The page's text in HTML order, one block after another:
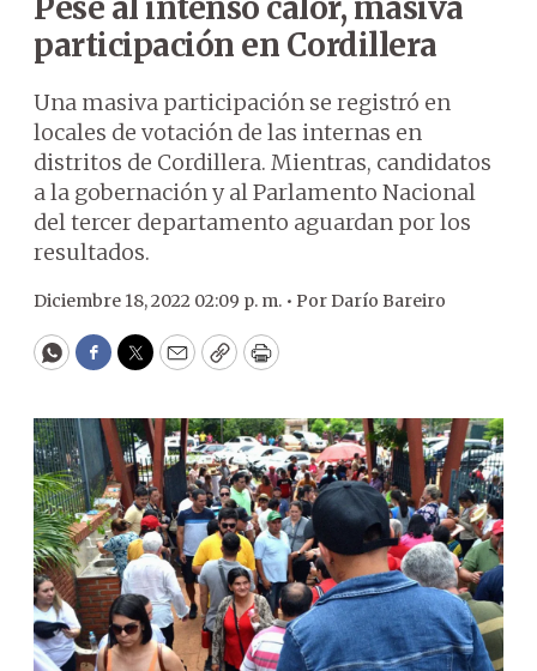
participación en Cordillera
Una masiva participación se registró en
locales de votación de las internas en
distritos de Cordillera. Mientras, candidatos
a la gobernación y al Parlamento Nacional
del tercer departamento aguardan por los
resultados.
Diciembre 18, 2022 02:09 p. m. • PorDarío Bareiro
WhatsApp
Facebook
Twitter
EmailCopyPrint